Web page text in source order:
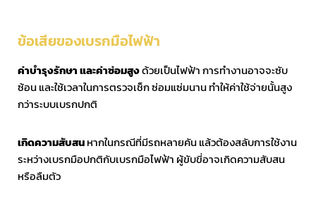
ข้อเสียของเบรกมือไฟฟ้า
ค่าบำรุงรักษา และค่าซ่อมสูงด้วยเป็นไฟฟ้า การทำงานอาจจะซับ
ซ้อน และใช้เวลาในการตรวจเช็ก ซ่อมแซ่มนาน ทำให้ค่าใช้จ่ายนั้นสูง
กว่าระบบเบรกปกติ
เกิดความสับสนหากในกรณีที่มีรถหลายคัน แล้วต้องสลับการใช้งาน
ระหว่างเบรกมือปกติกับเบรกมือไฟฟ้า ผู้ขับขี่อาจเกิดความสับสน
หรือลืมตัว